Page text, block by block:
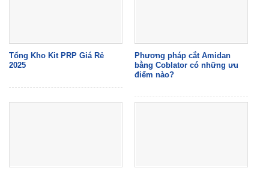
Tổng Kho Kit PRP Giá Rẻ
2025
Phương pháp cắt Amidan
bằng Coblator có những ưu
điểm nào?